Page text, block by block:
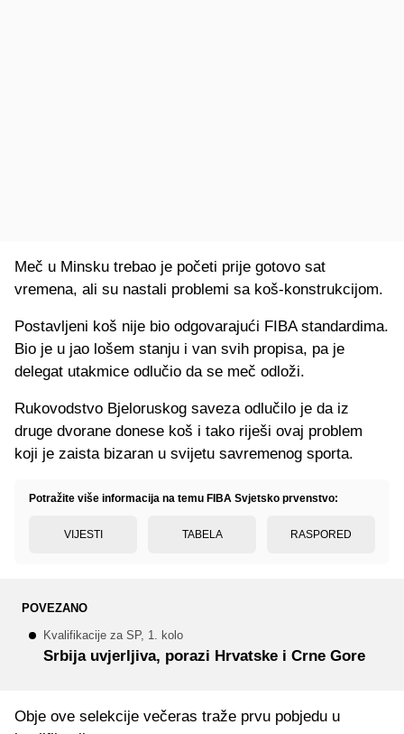
Meč u Minsku trebao je početi prije gotovo sat
vremena, ali su nastali problemi sa koš-konstrukcijom.
Postavljeni koš nije bio odgovarajući FIBA standardima.
Bio je u jao lošem stanju i van svih propisa, pa je
delegat utakmice odlučio da se meč odloži.
Rukovodstvo Bjeloruskog saveza odlučilo je da iz
druge dvorane donese koš i tako riješi ovaj problem
koji je zaista bizaran u svijetu savremenog sporta.
Potražite više informacija na temu FIBA Svjetsko prvenstvo:
VIJESTI TABELA RASPORED
POVEZANO
Kvalifikacije za SP, 1. kolo
Srbija uvjerljiva, porazi Hrvatske i Crne Gore
Obje ove selekcije večeras traže prvu pobjedu u